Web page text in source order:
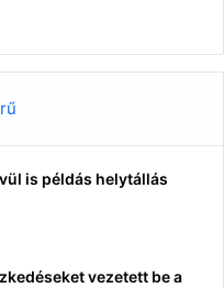
is példás helytállás
vezetett be a